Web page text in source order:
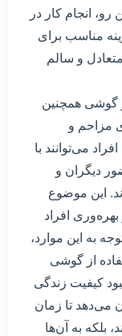
انجام کار در
مناسب برای
و سالم
گوشی همچنین
مزاحم و
می‌توانند با
دیگران و
این موضوع
افراد
به این موارد،
از گوشی
کیفیت زندگی
می‌دهد تا زمان
بلکه به آن‌ها